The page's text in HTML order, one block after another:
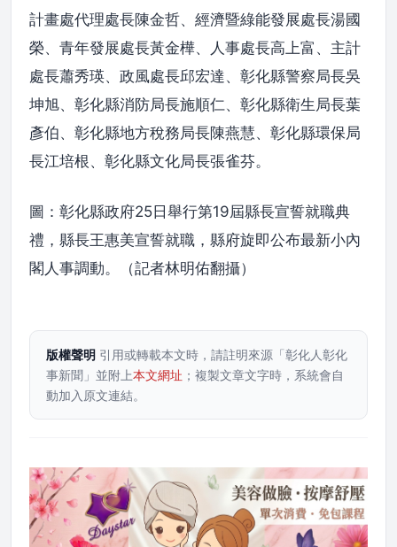
計畫處代理處長陳金哲、經濟暨綠能發展處長湯國
榮、青年發展處長黃金樺、人事處長高上富、主計
處長蕭秀瑛、政風處長邱宏達、彰化縣警察局長吳
坤旭、彰化縣消防局長施順仁、彰化縣衛生局長葉
彥伯、彰化縣地方稅務局長陳燕慧、彰化縣環保局
長江培根、彰化縣文化局長張雀芬。
圖：彰化縣政府25日舉行第19屆縣長宣誓就職典
禮，縣長王惠美宣誓就職，縣府旋即公布最新小內
閣人事調動。（記者林明佑翻攝）
版權聲明 引用或轉載本文時，請註明來源「彰化人彰化
事新聞」並附上本文網址 ；複製文章文字時，系統會自
動加入原文連結。